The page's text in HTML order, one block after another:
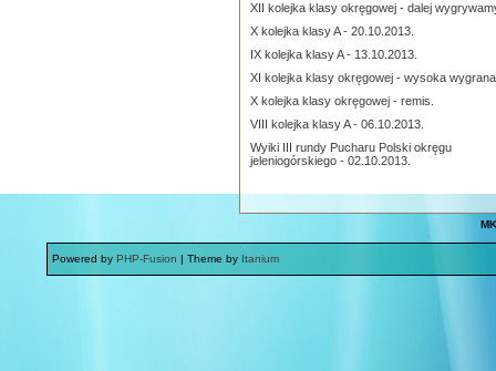
XII kolejka klasy okręgowej - dalej
X kolejka klasy A - 20.10.2013.
IX kolejka klasy A - 13.10.2013.
XI kolejka klasy okręgowej - wysoka
X kolejka klasy okręgowej - remis.
VIII kolejka klasy A - 06.10.2013.
Wyiki III rundy Pucharu Polski okręgu
jeleniogórskiego - 02.10.2013.
Powered by PHP-Fusion | Theme by Itanium